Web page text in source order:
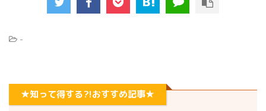
-
★知って得する?!おすすめ記事★